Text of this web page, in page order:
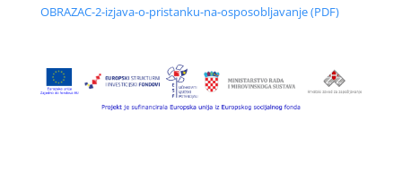
OBRAZAC-2-izjava-o-pristanku-na-osposobljavanje (PDF)